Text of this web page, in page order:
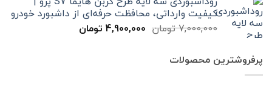
7,000,000 تومان
بود.
4,900,000 تومان
است.
کیفیت وارداتی، محافظت حرفه‌ای از داشبورد خودرو
7,000,000تومان قیمت
4,900,000 تومانقیمت
پرفروشترین محصولات